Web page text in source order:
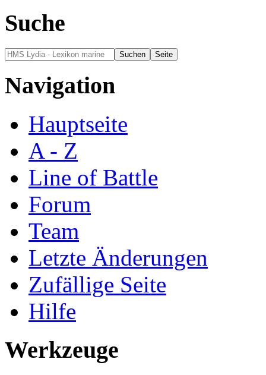
Suche
Navigation
Hauptseite
A - Z
Line of Battle
Forum
Team
Letzte Änderungen
Zufällige Seite
Hilfe
Werkzeuge